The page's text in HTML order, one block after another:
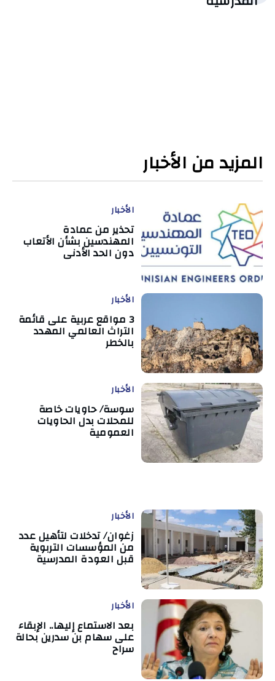
المزيد من الأخبار
الأخبار
تحذير من عمادة
المهندسين بشأن الأتعاب
دون الحد الأدنى
الأخبار
3 مواقع عربية على قائمة
التراث العالمي المهدد
بالخطر
الأخبار
سوسة/ حاويات خاصة
للمحلات بدل الحاويات
العمومية
الأخبار
زغوان/ تدخلات لتأهيل عدد
من المؤسسات التربوية
قبل العودة المدرسية
الأخبار
بعد الاستماع إليها.. الإبقاء
على سهام بن سدرين بحالة
سراح